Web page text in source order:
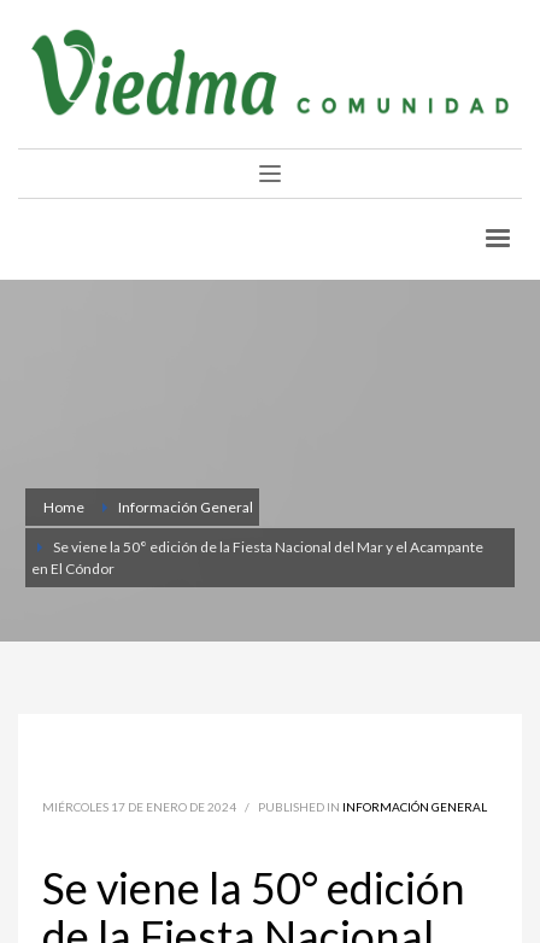
Home Información General
Se viene la 50° edición de la Fiesta Nacional del Mar y el Acampante
en El Cóndor
MIÉRCOLES 17 DE ENERO DE 2024 / PUBLISHED IN INFORMACIÓN GENERAL
Se viene la 50° edición